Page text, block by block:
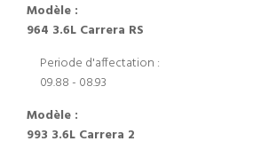
Modèle :
964 3.6L Carrera RS
Periode d'affectation :
09.88 - 08.93
Modèle :
993 3.6L Carrera 2